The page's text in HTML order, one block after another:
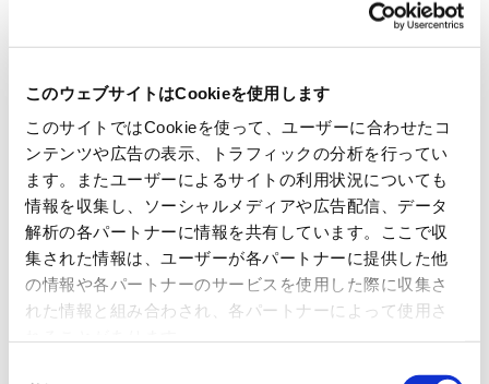
このウェブサイトはCookieを使用します
このサイトではCookieを使って、ユーザーに合わせたコ
ンテンツや広告の表示、トラフィックの分析を行ってい
ます。またユーザーによるサイトの利用状況についても
情報を収集し、ソーシャルメディアや広告配信、データ
解析の各パートナーに情報を共有しています。ここで収
集された情報は、ユーザーが各パートナーに提供した他
の情報や各パートナーのサービスを使用した際に収集さ
れた情報と組み合わされ、各パートナーによって使用さ
Vishay Intertechnology,Inc.
イサハヤ電子株式会社
アナログ